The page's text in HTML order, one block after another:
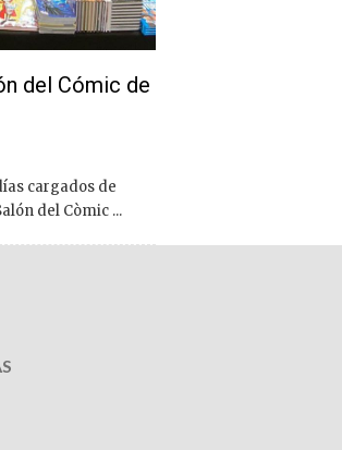
del Cómic de
cargados de
del Còmic ...